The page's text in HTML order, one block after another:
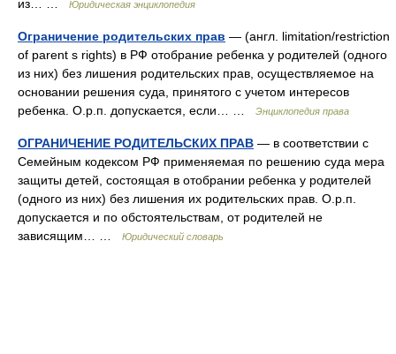
из… …
Юридическая энциклопедия
Ограничение родительских прав — (англ. limitation/restriction
of parent s rights) в РФ отобрание ребенка у родителей (одного
из них) без лишения родительских прав, осуществляемое на
основании решения суда, принятого с учетом интересов
ребенка. О.р.п. допускается, если… …
Энциклопедия права
ОГРАНИЧЕНИЕ РОДИТЕЛЬСКИХ ПРАВ — в соответствии с
Семейным кодексом РФ применяемая по решению суда мера
защиты детей, состоящая в отобрании ребенка у родителей
(одного из них) без лишения их родительских прав. О.р.п.
допускается и по обстоятельствам, от родителей не
зависящим… …
Юридический словарь